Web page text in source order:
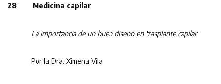
28 Medicina capilar
La importancia de un buen diseño en trasplante capilar
Por la Dra. Ximena Vila